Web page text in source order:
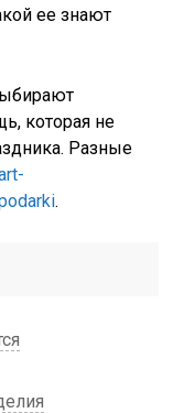
ее знают
которая не
Разные
.